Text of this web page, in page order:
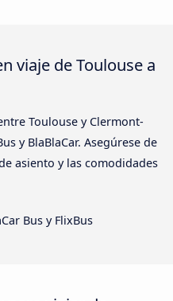
viaje de Toulouse a
Toulouse y Clermont-
y BlaBlaCar. Asegúrese de
asiento y las comodidades
Bus y FlixBus